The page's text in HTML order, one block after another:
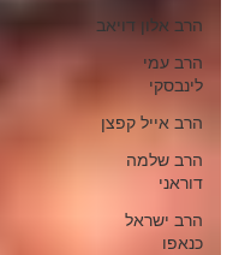
הרב אלון דויאב
הרב עמי
לינבסקי
הרב אייל קפצן
הרב שלמה
דוראני
הרב ישראל
כנאפו